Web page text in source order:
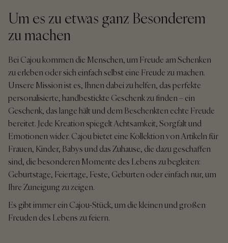
Um es zu etwas ganz Besonderem
zu machen
Bei Cajou kommen die Menschen, um Freude am Schenken
zu erleben oder sich einfach selbst eine Freude zu machen.
Unsere Mission ist es, Ihnen dabei zu helfen, das perfekte
personalisierte, handbestickte Geschenk zu finden – ein
Geschenk, das lange hält und dem Beschenkten echte Freude
bereitet. Jede Kreation spiegelt Achtsamkeit, Sorgfalt und
Emotionen wider. Cajou bietet eine Kollektion von Artikeln für
Frauen, Kinder, Babys und das Zuhause, die dazu geschaffen
sind, die besonderen Momente des Lebens zu begleiten:
Geburtstage, Feiertage, Feste, Geburten oder einfach nur, um
Ihre Zuneigung zu zeigen.
Es gibt immer ein Cajou-Stück, um die kleinen und großen
Freuden des Lebens zu feiern.